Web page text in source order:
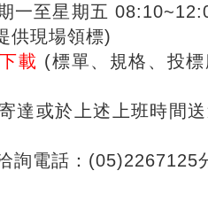
一至星期五
供現場領標)
載 (標單、規格、投
達或於上述上班時間
詢電話：(05)2267125